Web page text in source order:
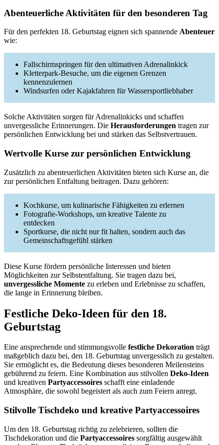
Abenteuerliche Aktivitäten für den besonderen Tag
Für den perfekten 18. Geburtstag eignen sich spannende Abenteuer
wie:
Fallschirmspringen für den ultimativen Adrenalinkick
Kletterpark-Besuche, um die eigenen Grenzen
kennenzulernen
Windsurfen oder Kajakfahren für Wassersportliebhaber
Solche Aktivitäten sorgen für Adrenalinkicks und schaffen
unvergessliche Erinnerungen. Die Herausforderungen tragen zur
persönlichen Entwicklung bei und stärken das Selbstvertrauen.
Wertvolle Kurse zur persönlichen Entwicklung
Zusätzlich zu abenteuerlichen Aktivitäten bieten sich Kurse an, die
zur persönlichen Entfaltung beitragen. Dazu gehören:
Kochkurse, um kulinarische Fähigkeiten zu erlernen
Fotografie-Workshops, um kreative Talente zu
entdecken
Sportkurse, die nicht nur fit halten, sondern auch das
Gemeinschaftsgefühl stärken
Diese Kurse fördern persönliche Interessen und bieten
Möglichkeiten zur Selbstentfaltung. Sie tragen dazu bei,
unvergessliche Momente zu erleben und Erlebnisse zu schaffen,
die lange in Erinnerung bleiben.
Festliche Deko-Ideen für den 18.
Geburtstag
Eine ansprechende und stimmungsvolle festliche Dekoration trägt
maßgeblich dazu bei, den 18. Geburtstag unvergesslich zu gestalten.
Sie ermöglicht es, die Bedeutung dieses besonderen Meilensteins
gebührend zu feiern. Eine Kombination aus stilvollen Deko-Ideen
und kreativen Partyaccessoires schafft eine einladende
Atmosphäre, die sowohl begeistert als auch zum Feiern anregt.
Stilvolle Tischdeko und kreative Partyaccessoires
Um den 18. Geburtstag richtig zu zelebrieren, sollten die
Tischdekoration und die Partyaccessoires sorgfältig ausgewählt